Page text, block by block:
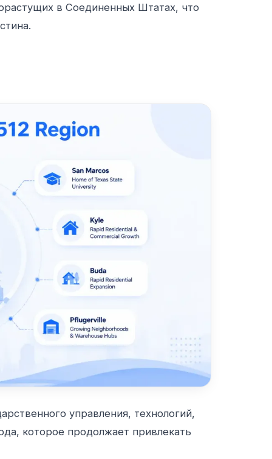
в Соединенных Штатах, что
управления, технологий,
которое продолжает привлекать